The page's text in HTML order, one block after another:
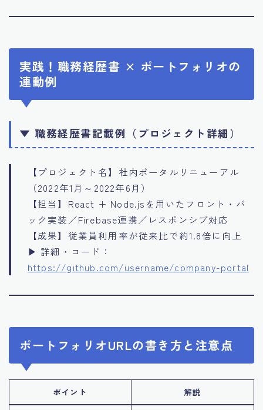
実践！職務経歴書 × ポートフォリオの
連動例
▼ 職務経歴書記載例（プロジェクト詳細）
【プロジェクト名】社内ポータルリニューアル
（2022年1月～2022年6月）
【担当】React + Node.jsを用いたフロント・バ
ック実装／Firebase連携／レスポンシブ対応
【成果】従業員利用率が従来比で約1.8倍に向上
▶ 詳細・コード：
https://github.com/username/company-portal
ポートフォリオURLの書き方と注意点
ポイント 解説